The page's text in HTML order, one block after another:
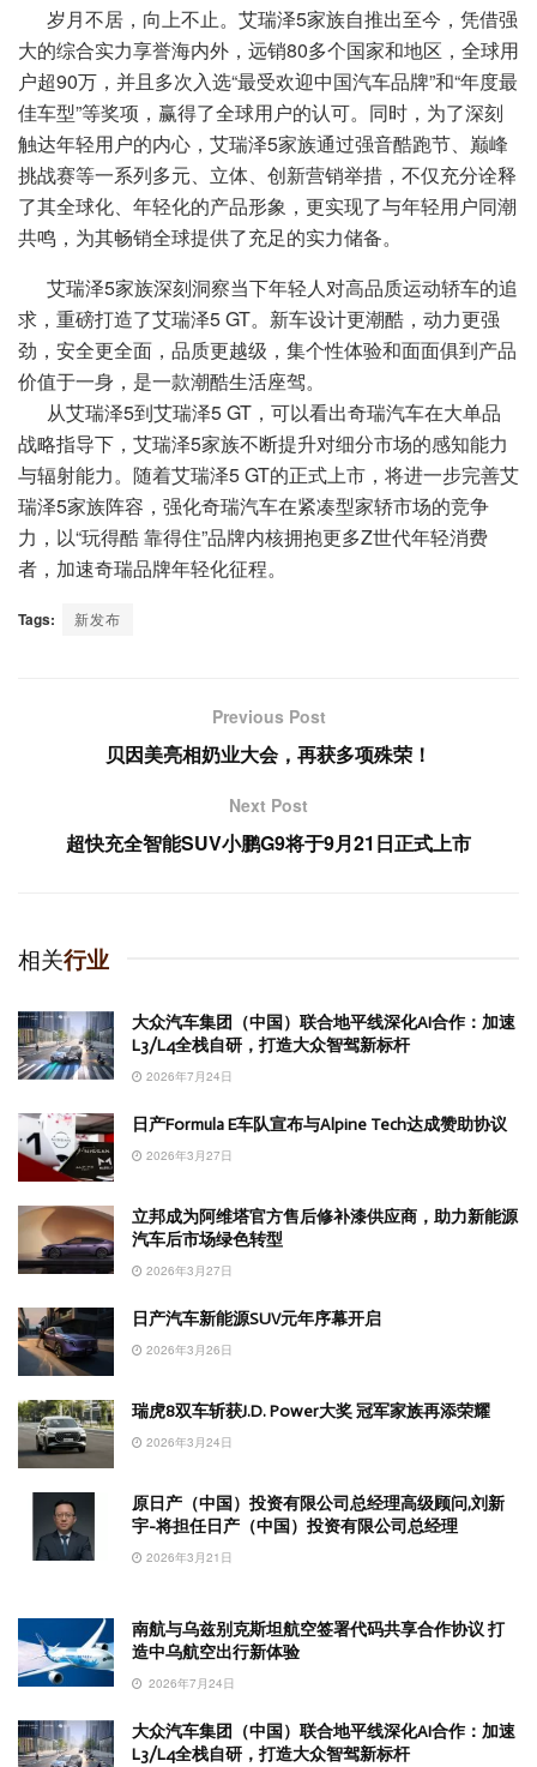
岁月不居，向上不止。艾瑞泽5家族自推出至今，凭借强
大的综合实力享誉海内外，远销80多个国家和地区，全球用
户超90万，并且多次入选“最受欢迎中国汽车品牌”和“年度最
佳车型”等奖项，赢得了全球用户的认可。同时，为了深刻
触达年轻用户的内心，艾瑞泽5家族通过强音酷跑节、巅峰
挑战赛等一系列多元、立体、创新营销举措，不仅充分诠释
了其全球化、年轻化的产品形象，更实现了与年轻用户同潮
共鸣，为其畅销全球提供了充足的实力储备。
艾瑞泽5家族深刻洞察当下年轻人对高品质运动轿车的追
求，重磅打造了艾瑞泽5 GT。新车设计更潮酷，动力更强
劲，安全更全面，品质更越级，集个性体验和面面俱到产品
价值于一身，是一款潮酷生活座驾。
从艾瑞泽5到艾瑞泽5 GT，可以看出奇瑞汽车在大单品
战略指导下，艾瑞泽5家族不断提升对细分市场的感知能力
与辐射能力。随着艾瑞泽5 GT的正式上市，将进一步完善艾
瑞泽5家族阵容，强化奇瑞汽车在紧凑型家轿市场的竞争
力，以“玩得酷 靠得住”品牌内核拥抱更多Z世代年轻消费
者，加速奇瑞品牌年轻化征程。
Tags: 新发布
Previous Post
贝因美亮相奶业大会，再获多项殊荣！
Next Post
超快充全智能SUV小鹏G9将于9月21日正式上市
相关行业
大众汽车集团（中国）联合地平线深化AI合作：加速
L3/L4全栈自研，打造大众智驾新标杆
2026年7月24日
日产Formula E车队宣布与Alpine Tech达成赞助协议
2026年3月27日
立邦成为阿维塔官方售后修补漆供应商，助力新能源
汽车后市场绿色转型
2026年3月27日
日产汽车新能源SUV元年序幕开启
2026年3月26日
瑞虎8双车斩获J.D. Power大奖 冠军家族再添荣耀
2026年3月24日
原日产（中国）投资有限公司总经理高级顾问,刘新
宇-将担任日产（中国）投资有限公司总经理
2026年3月21日
南航与乌兹别克斯坦航空签署代码共享合作协议 打
造中乌航空出行新体验
2026年7月24日
大众汽车集团（中国）联合地平线深化AI合作：加速
L3/L4全栈自研，打造大众智驾新标杆